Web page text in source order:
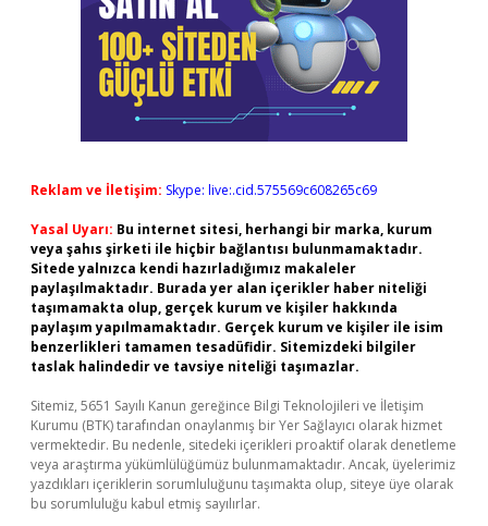
Reklam ve İletişim: Skype: live:.cid.575569c608265c69
Yasal Uyarı: Bu internet sitesi, herhangi bir marka, kurum
veya şahıs şirketi ile hiçbir bağlantısı bulunmamaktadır.
Sitede yalnızca kendi hazırladığımız makaleler
paylaşılmaktadır. Burada yer alan içerikler haber niteliği
taşımamakta olup, gerçek kurum ve kişiler hakkında
paylaşım yapılmamaktadır. Gerçek kurum ve kişiler ile isim
benzerlikleri tamamen tesadüfidir. Sitemizdeki bilgiler
taslak halindedir ve tavsiye niteliği taşımazlar.
Sitemiz, 5651 Sayılı Kanun gereğince Bilgi Teknolojileri ve İletişim
Kurumu (BTK) tarafından onaylanmış bir Yer Sağlayıcı olarak hizmet
vermektedir. Bu nedenle, sitedeki içerikleri proaktif olarak denetleme
veya araştırma yükümlülüğümüz bulunmamaktadır. Ancak, üyelerimiz
yazdıkları içeriklerin sorumluluğunu taşımakta olup, siteye üye olarak
bu sorumluluğu kabul etmiş sayılırlar.